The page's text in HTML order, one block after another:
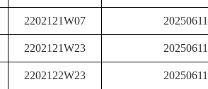
2202121W07 20250611
2202121W23 20250611
2202122W23 20250611